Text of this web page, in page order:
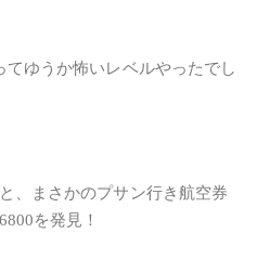
ゆうか怖いレベルやったでし
、まさかのプサン行き航空券
を発見！